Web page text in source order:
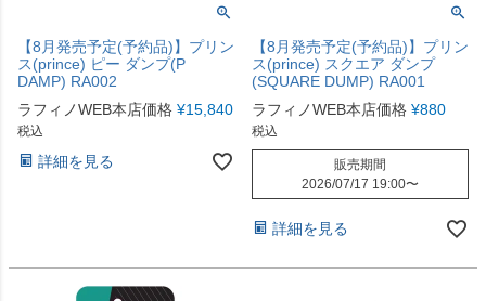
【8月発売予定(予約品)】プリン
ス(prince) ピー ダンプ(P
DAMP) RA002
ラフィノWEB本店価格 ¥15,840
税込
詳細を見る
【8月発売予定(予約品)】プリン
ス(prince) スクエア ダンプ
(SQUARE DUMP) RA001
ラフィノWEB本店価格 ¥880
税込
販売期間
2026/07/17 19:00〜
詳細を見る